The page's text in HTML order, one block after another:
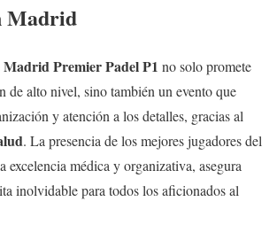
Madrid
Premier Padel P1 no solo promete
de alto nivel, sino también un evento que
y atención a los detalles, gracias al
. La presencia de los mejores jugadores del
excelencia médica y organizativa, asegura
inolvidable para todos los aficionados al